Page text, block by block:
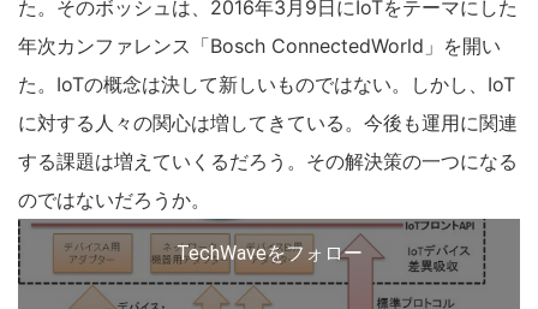
た。そのボッシュは、2016年3月9日にIoTをテーマにした
年次カンファレンス「Bosch ConnectedWorld」を開い
た。IoTの概念は決して新しいものではない。しかし、IoT
に対する人々の関心は増してきている。今後も運用に関連
する課題は増えていくるだろう。その解決策の一つになる
のではないだろうか。
TechWaveをフォロー